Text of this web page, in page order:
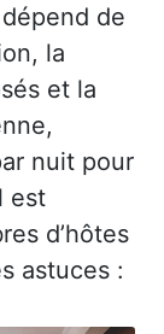
dépend de
la
et la
nuit pour
est
d’hôtes
astuces :